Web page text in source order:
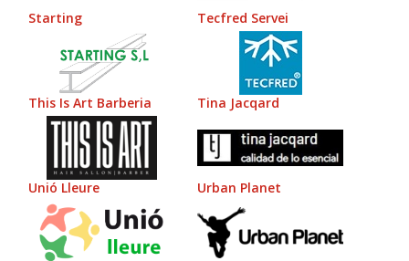
Starting Tecfred Servei
This Is Art Barberia Tina Jacqard
Unió Lleure Urban Planet